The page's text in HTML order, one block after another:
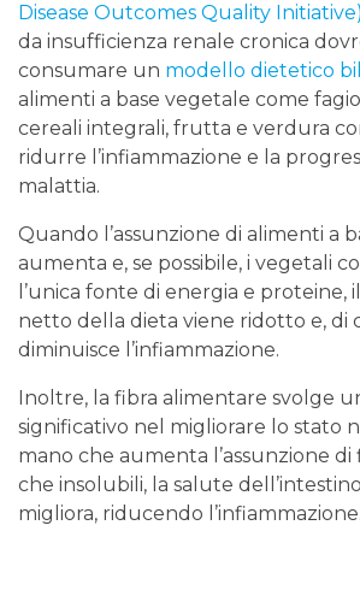
Disease Outcomes Quality
da insufficienza renale cronica
consumare un modello dietetico
alimenti a base vegetale come
cereali integrali, frutta e verdura
ridurre l’infiammazione e la
malattia.
Quando l’assunzione di alimenti a
aumenta e, se possibile, i vegetali
l’unica fonte di energia e proteine,
netto della dieta viene ridotto e, di
diminuisce l’infiammazione.
Inoltre, la fibra alimentare svolge
significativo nel migliorare lo stato
mano che aumenta l’assunzione di
che insolubili, la salute
migliora, riducendo l’infiammazione.